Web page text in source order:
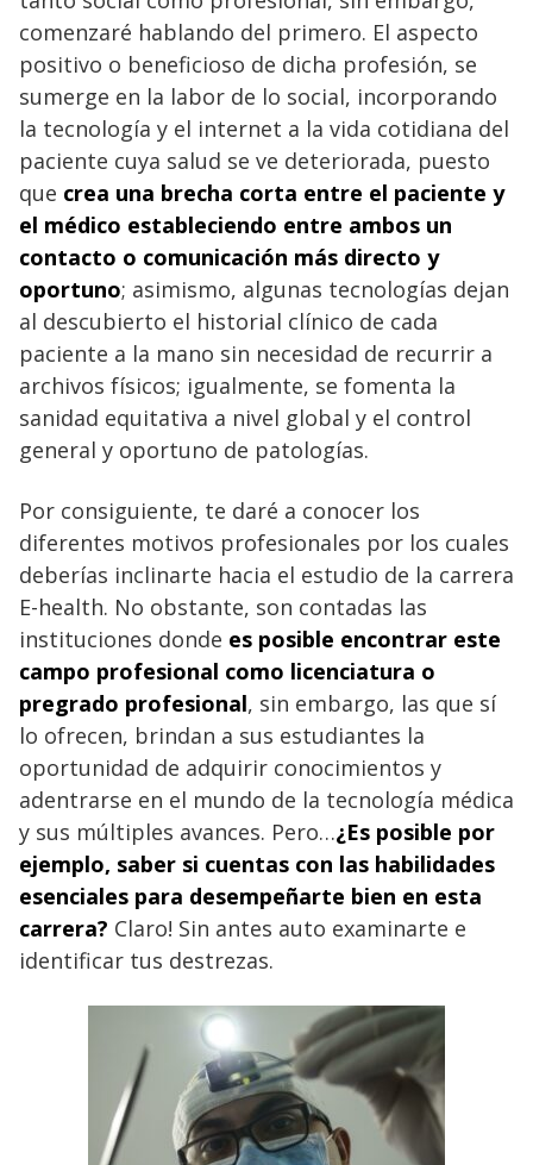
comenzaré hablando del primero. El aspecto
positivo o beneficioso de dicha profesión, se
sumerge en la labor de lo social, incorporando
la tecnología y el internet a la vida cotidiana del
paciente cuya salud se ve deteriorada, puesto
que crea una brecha corta entre el paciente y
el médico estableciendo entre ambos un
contacto o comunicación más directo y
oportuno; asimismo, algunas tecnologías dejan
al descubierto el historial clínico de cada
paciente a la mano sin necesidad de recurrir a
archivos físicos; igualmente, se fomenta la
sanidad equitativa a nivel global y el control
general y oportuno de patologías.
Por consiguiente, te daré a conocer los
diferentes motivos profesionales por los cuales
deberías inclinarte hacia el estudio de la carrera
E-health. No obstante, son contadas las
instituciones donde es posible encontrar este
campo profesional como licenciatura o
pregrado profesional, sin embargo, las que sí
lo ofrecen, brindan a sus estudiantes la
oportunidad de adquirir conocimientos y
adentrarse en el mundo de la tecnología médica
y sus múltiples avances. Pero…¿Es posible por
ejemplo, saber si cuentas con las habilidades
esenciales para desempeñarte bien en esta
carrera? Claro! Sin antes auto examinarte e
identificar tus destrezas.